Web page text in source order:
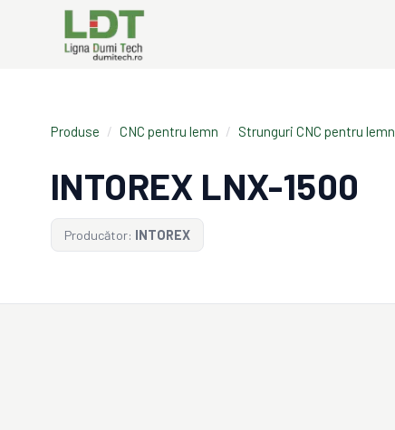
Produse / CNC pentru lemn / Strunguri CNC pentru lemn
INTOREX LNX-1500
Producător: INTOREX